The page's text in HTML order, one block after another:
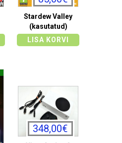
Stardew Valley
(kasutatud)
LISA KORVI
348,00€